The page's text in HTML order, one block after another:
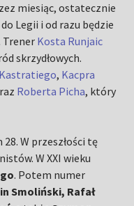
miesiąc, ostatecznie
Legii i od razu będzie
Trener Kosta Runjaic
skrzydłowych.
, Kacpra
Roberta Picha, który
W przeszłości tę
W XXI wieku
. Potem numer
Smoliński, Rafał